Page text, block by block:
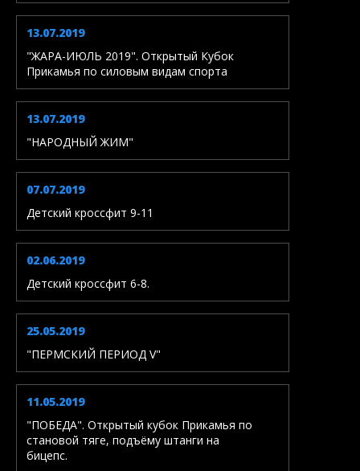
13.07.2019
"ЖАРА-ИЮЛЬ 2019". Открытый Кубок
Прикамья по силовым видам спорта
13.07.2019
"НАРОДНЫЙ ЖИМ"
07.07.2019
Детский кроссфит 9-11
02.06.2019
Детский кроссфит 6-8.
25.05.2019
"ПЕРМСКИЙ ПЕРИОД V"
11.05.2019
"ПОБЕДА". Открытый кубок Прикамья по
становой тяге, подъёму штанги на
бицепс.